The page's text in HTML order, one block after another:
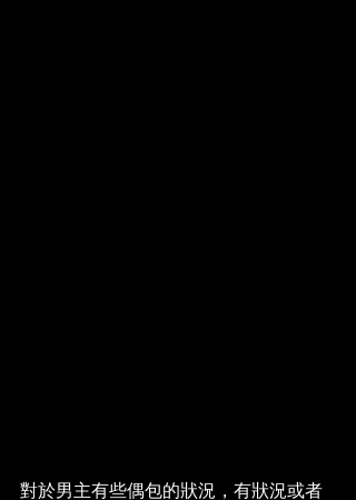
對於男主有些偶包的狀況，有狀況或者